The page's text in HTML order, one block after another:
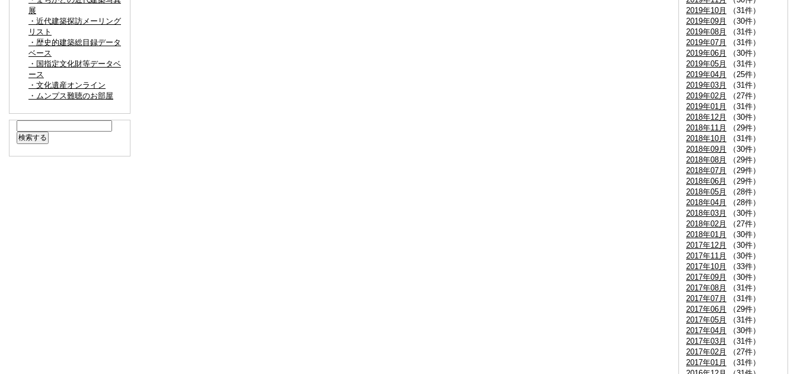
展
・近代建築探訪メーリング
リスト
・歴史的建築総目録データ
ベース
・国指定文化財等データベ
ース
・文化遺産オンライン
・ムンプス難聴のお部屋
2019年10月
（31件）
2019年09月
（30件）
2019年08月
（31件）
2019年07月
（31件）
2019年06月
（30件）
2019年05月
（31件）
2019年04月
（25件）
2019年03月
（31件）
2019年02月
（27件）
2019年01月
（31件）
2018年12月
（30件）
2018年11月
（29件）
2018年10月
（31件）
2018年09月
（30件）
2018年08月
（29件）
2018年07月
（29件）
2018年06月
（29件）
2018年05月
（28件）
2018年04月
（28件）
2018年03月
（30件）
2018年02月
（27件）
2018年01月
（30件）
2017年12月
（30件）
2017年11月
（30件）
2017年10月
（33件）
2017年09月
（30件）
2017年08月
（31件）
2017年07月
（31件）
2017年06月
（29件）
2017年05月
（31件）
2017年04月
（30件）
2017年03月
（31件）
2017年02月
（27件）
2017年01月
（31件）